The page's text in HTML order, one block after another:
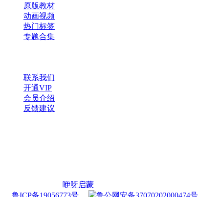
原版教材
动画视频
热门标签
专题合集
联系我们
开通VIP
会员介绍
反馈建议
咿呀启蒙
鲁ICP备19056773号 鲁公网安备37070202000474号